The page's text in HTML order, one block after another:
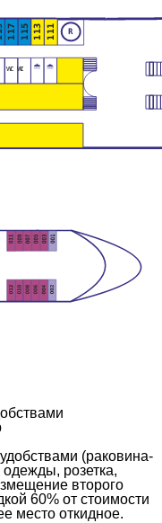
R
117 115 113 111
wc wc
(раковина-
розетка,
второго
60% от стоимости
место откидное.